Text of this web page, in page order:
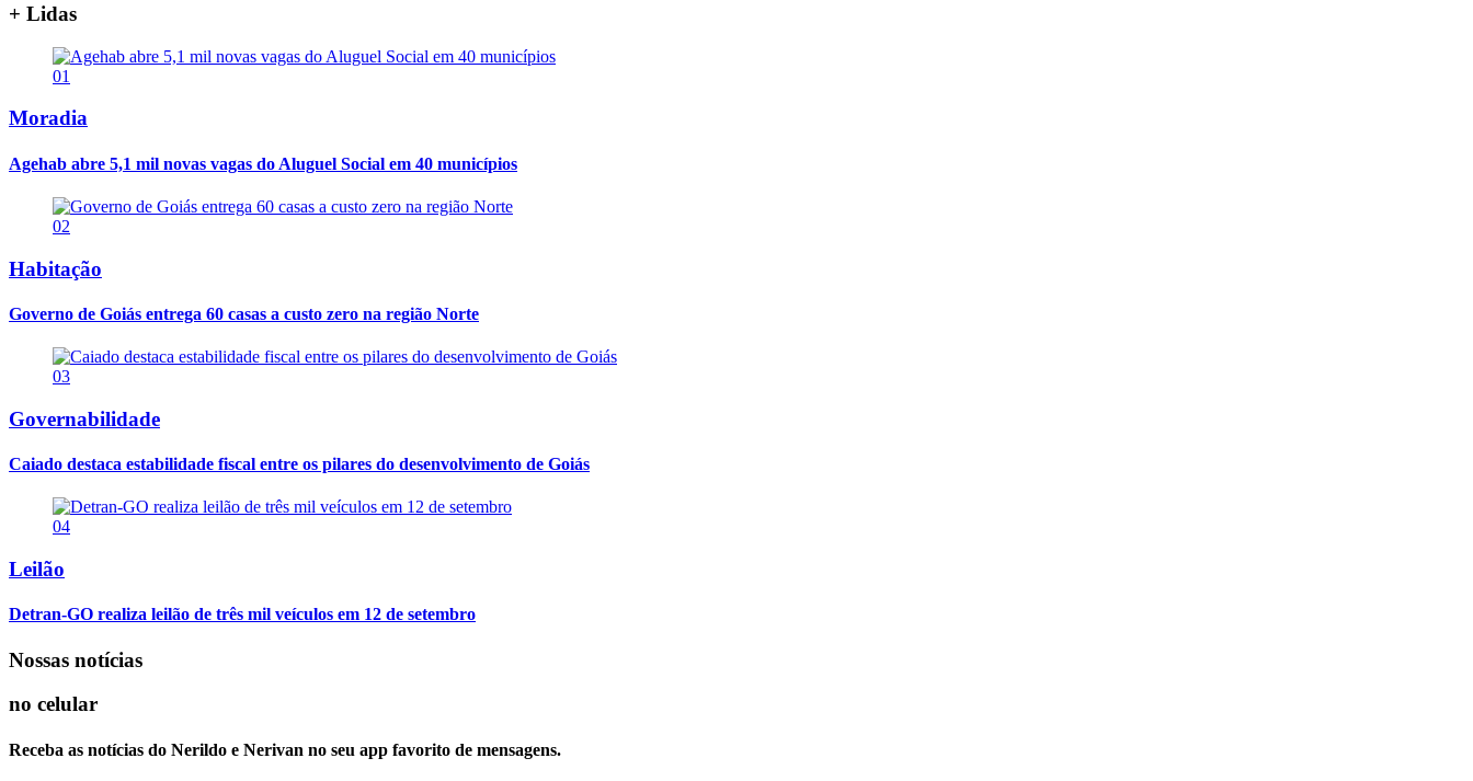
+ Lidas
01
Moradia
Agehab abre 5,1 mil novas vagas do Aluguel Social em 40 municípios
02
Habitação
Governo de Goiás entrega 60 casas a custo zero na região Norte
03
Governabilidade
Caiado destaca estabilidade fiscal entre os pilares do desenvolvimento de Goiás
04
Leilão
Detran-GO realiza leilão de três mil veículos em 12 de setembro
Nossas notícias
no celular
Receba as notícias do Nerildo e Nerivan no seu app favorito de mensagens.